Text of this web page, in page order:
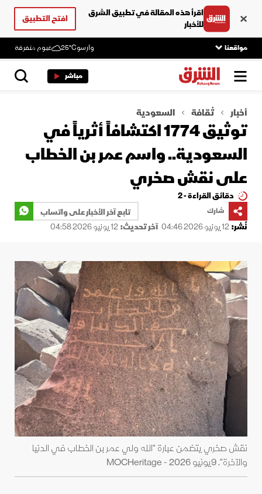
اقرأ هذه المقالة في تطبيق الشرق
للأخبار
افتح التطبيق
مواقعنا وارسو25°C غيوم متفرقة
مباشر
أخبار ثقافة السعودية
توثيق 1774 اكتشافاً أثرياً في
السعودية.. واسم عمر بن الخطاب
على نقش صخري
دقائق القراءة - 2
شارك
تابع آخر الأخبار على واتساب
نُشر:12 يونيو 2026 04:46 آخر تحديث:12 يونيو 2026 04:58
نقش صخري يتضمن عبارة "الله ولي عمر بن الخطاب في الدنيا
والآخرة". 9يونيو 2026 - MOCHeritage